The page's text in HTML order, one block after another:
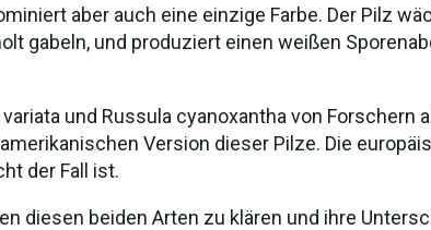
aber auch eine einzige Farbe. Der Pilz
gabeln, und produziert einen weißen
und Russula cyanoxantha von
Version dieser Pilze. Die
der Fall ist.
diesen beiden Arten zu klären und ihre